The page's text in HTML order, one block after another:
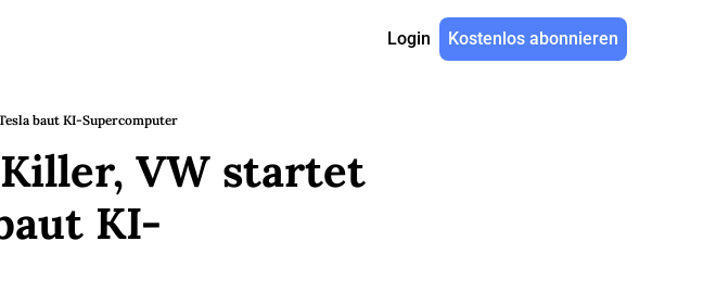
Login Kostenlos abonnieren
baut KI-Supercomputer
VW startet
KI-